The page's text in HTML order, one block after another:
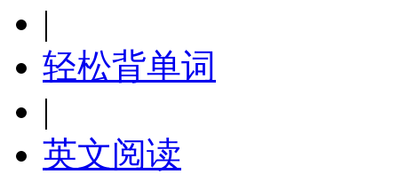
|
轻松背单词
|
英文阅读